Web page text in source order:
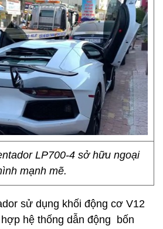
LP700-4 sở hữu ngoại
mạnh mẽ.
sử dụng khối động cơ V12
hệ thống dẫn động bốn